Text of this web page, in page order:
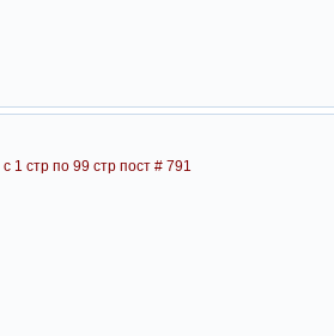
1 стр по 99 стр пост # 791